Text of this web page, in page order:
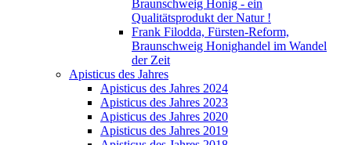
Braunschweig Honig - ein
Qualitätsprodukt der Natur !
Frank Filodda, Fürsten-Reform,
Braunschweig Honighandel im Wandel
der Zeit
Apisticus des Jahres
Apisticus des Jahres 2024
Apisticus des Jahres 2023
Apisticus des Jahres 2020
Apisticus des Jahres 2019